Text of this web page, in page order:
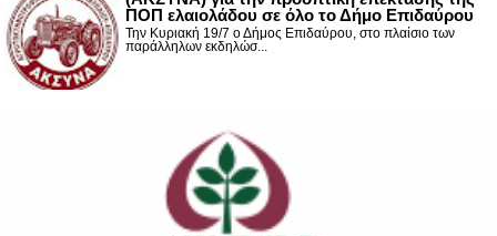
ΠΟΠ ελαιολάδου σε όλο το Δήμο Επιδαύρου
Την Κυριακή 19/7 ο Δήμος Επιδαύρου, στο πλαίσιο των
παράλληλων εκδηλώσ...